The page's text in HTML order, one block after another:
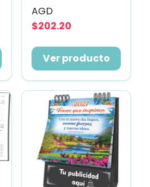
AGD
$202.20
Ver producto